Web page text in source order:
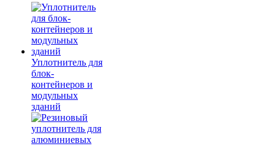
Уплотнитель для
блок-
контейнеров и
модульных
зданий